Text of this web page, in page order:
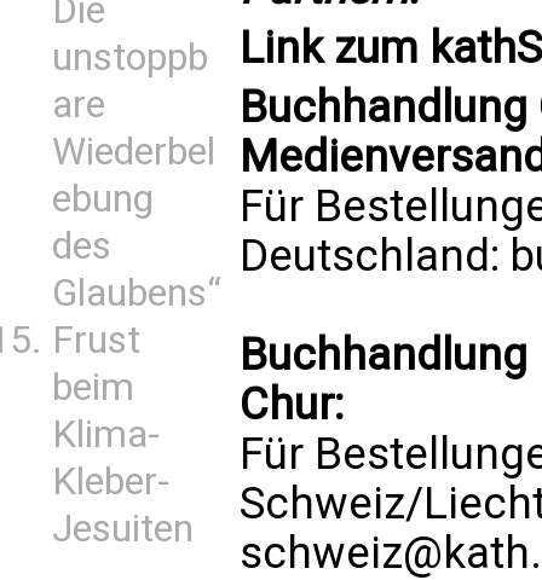
Die
unstoppb
are
Wiederbel
ebung
des
Glaubens“
Frust
beim
Klima-
Kleber-
Jesuiten
Link zum
Für
Deutschland:
Buchhandlung
Chur:
Für
Schweiz/